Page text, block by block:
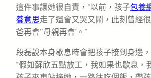
這件事讓她很自責，“以前，孩子包養
養意思走了還會又哭又鬧，此刻曾經
爸再會’‘母親再會’。”
段磊說本身歇息時會把孩子接到身邊
“假如蘇欣五點放工，我如果也歇息，